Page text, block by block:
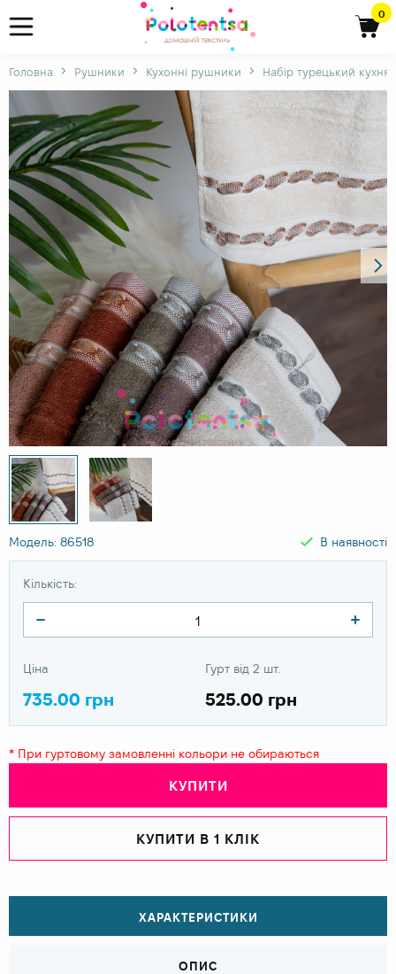
0
Головна Рушники Кухонні рушники Набір турецький
Модель: 86518 В наявності
Кількість:
Ціна
735.00 грн
Гурт від 2 шт.
525.00 грн
* При гуртовому замовленні кольори не обираються
КУПИТИ
КУПИТИ В 1 КЛІК
ХАРАКТЕРИСТИКИ
ОПИС